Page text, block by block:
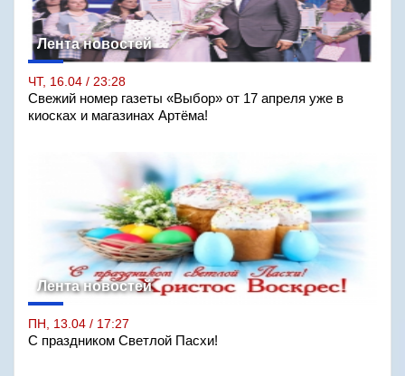
Лента новостей
ЧТ, 16.04 / 23:28
Свежий номер газеты «Выбор» от 17 апреля уже в
киосках и магазинах Артёма!
Лента новостей
ПН, 13.04 / 17:27
С праздником Светлой Пасхи!